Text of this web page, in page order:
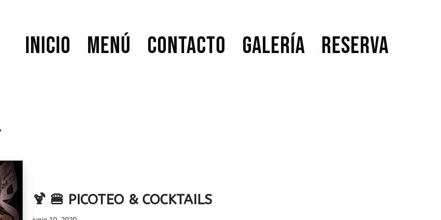
Inicio Menú Contacto Galería Reserva
🍹 🍔 PICOTEO & COCKTAILS